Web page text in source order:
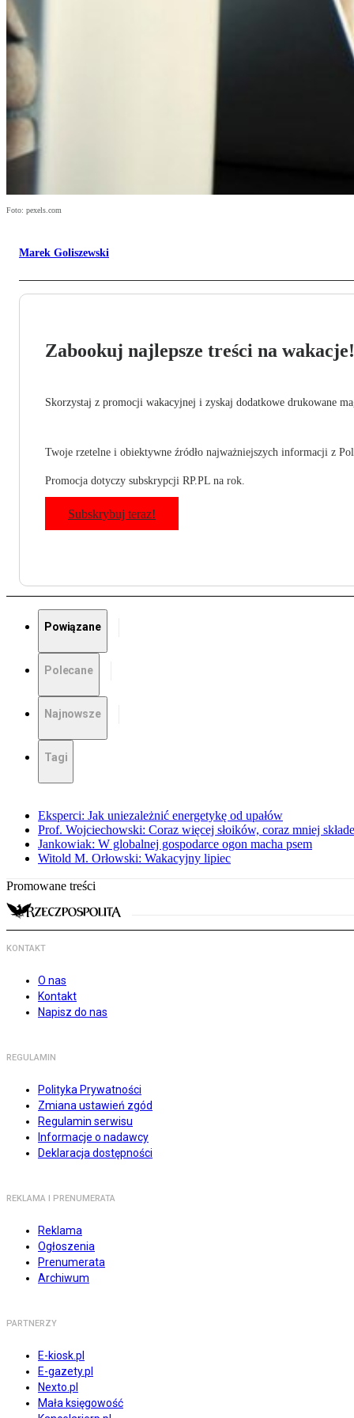
Foto: pexels.com
Marek Goliszewski
Zabookuj najlepsze treści na wakacje!
Skorzystaj z promocji wakacyjnej i zyskaj dodatkowe drukowane
Twoje rzetelne i obiektywne źródło najważniejszych informacji z
Promocja dotyczy subskrypcji RP.PL na rok.
Subskrybuj teraz!
Powiązane
Polecane
Najnowsze
Tagi
Eksperci: Jak uniezależnić energetykę od upałów
Prof. Wojciechowski: Coraz więcej słoików, coraz mniej
Jankowiak: W globalnej gospodarce ogon macha psem
Witold M. Orłowski: Wakacyjny lipiec
Promowane treści
KONTAKT
O nas
Kontakt
Napisz do nas
REGULAMIN
Polityka Prywatności
Zmiana ustawień zgód
Regulamin serwisu
Informacje o nadawcy
Deklaracja dostępności
REKLAMA I PRENUMERATA
Reklama
Ogłoszenia
Prenumerata
Archiwum
PARTNERZY
E-kiosk.pl
E-gazety.pl
Nexto.pl
Mała księgowość